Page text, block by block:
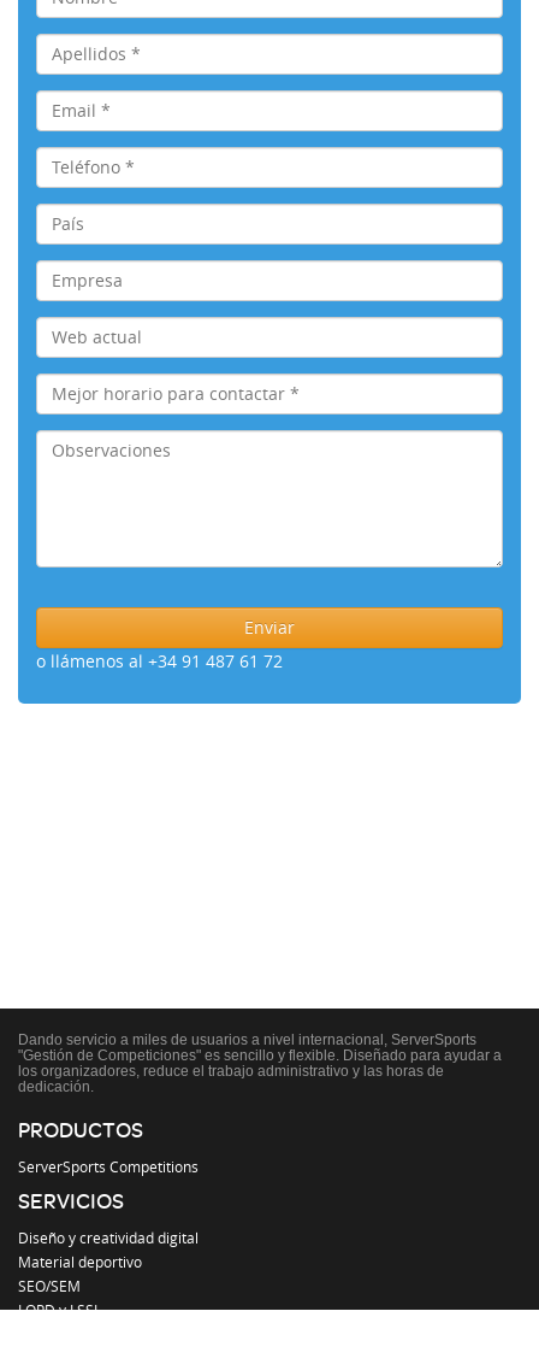
o llámenos al +34 91 487 61 72
Dando servicio a miles de usuarios a nivel internacional, ServerSports
"Gestión de Competiciones" es sencillo y flexible. Diseñado para ayudar a
los organizadores, reduce el trabajo administrativo y las horas de
dedicación.
PRODUCTOS
ServerSports Competitions
SERVICIOS
Diseño y creatividad digital
Material deportivo
SEO/SEM
LOPD y LSSI